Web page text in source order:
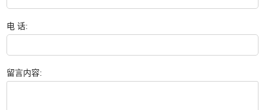
电 话:
留言内容: